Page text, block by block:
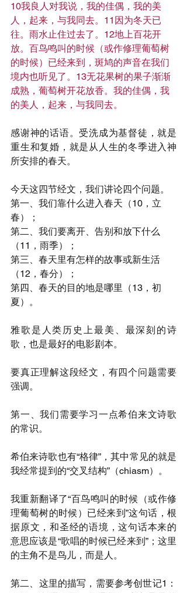
10我良人对我说，我的佳偶，我的美
人，起来，与我同去。11因为冬天已
往。雨水止住过去了。12地上百花开
放。百鸟鸣叫的时候（或作修理葡萄树
的时候）已经来到，斑鸠的声音在我们
境内也听见了。13无花果树的果子渐渐
成熟，葡萄树开花放香。我的佳偶，我
的美人，起来，与我同去。
感谢神的话语。受洗成为基督徒，就是
重生和复婚，就是从人生的冬季进入神
所安排的春天。
今天这四节经文，我们讲论四个问题。
第一、我们靠什么进入春天（10，立
春）；
第二、我们要离开、告别和放下什么
（11，雨季）；
第三、春天里有怎样的故事或新生活
（12，春分）；
第四、春天的目的地是哪里（13，初
夏）。
雅歌是人类历史上最美、最深刻的诗
歌，也是最好的电影剧本。
要真正理解这段经文，有四个问题需要
强调。
第一、我们需要学习一点希伯来文诗歌
的常识。
希伯来诗歌也有“格律”，其中常见的就是
我经常提到的“交叉结构”（chiasm）。
我重新翻译了“百鸟鸣叫的时候（或作修
理葡萄树的时候）已经来到”这句话，根
据原文，和圣经的语境，这句话本来的
意思应该是“歌唱的时候已经来到”；这里
的主角不是鸟儿，而是人。
第二、这里的描写，需要参考创世记1：